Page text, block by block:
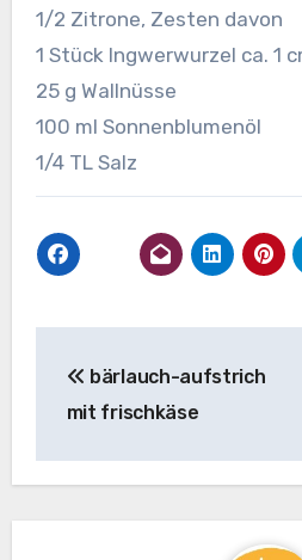
1/2 Zitrone, Zesten davon
1 Stück Ingwerwurzel ca. 1
25 g Wallnüsse
100 ml Sonnenblumenöl
1/4 TL Salz
bärlauch-aufstrich
mit frischkäse